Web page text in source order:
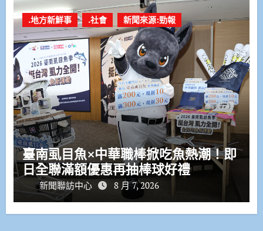
.地方新鮮事 .社會 新聞來源:勁報
臺南虱目魚×中華職棒掀吃魚熱潮！即
日全聯滿額優惠再抽棒球好禮
新聞聯訪中心 8 月 7, 2026